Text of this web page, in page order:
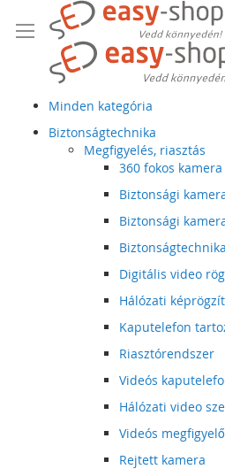
Minden kategória
Biztonságtechnika
Megfigyelés, riasztás
360 fokos kamera
Biztonsági
Biztonsági
Digitális video
Hálózati
Kaputelefon
Riasztórendszer
Videós
Hálózati video
Videós
Rejtett kamera